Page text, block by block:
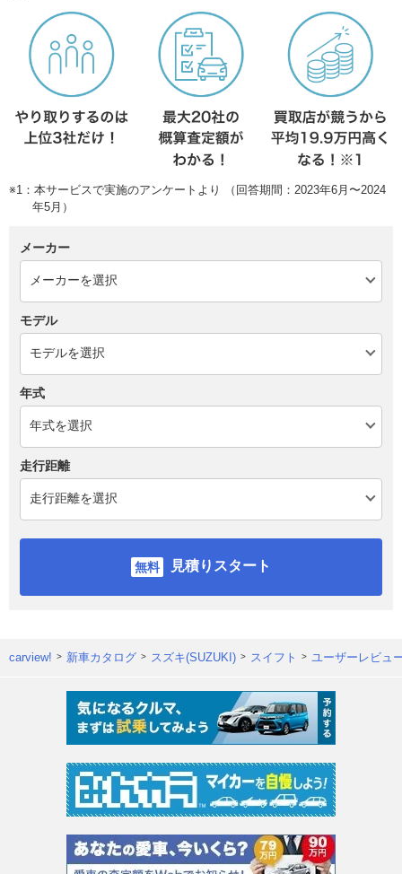
※1：本サービスで実施のアンケートより （回答期間：2023年6月〜2024
年5月）
メーカー
モデル
年式
走行距離
見積りスタート
carview! 新車カタログ スズキ(SUZUKI) スイフト ユーザーレビュ